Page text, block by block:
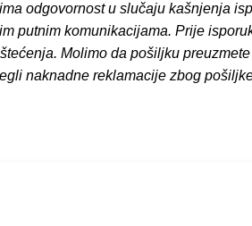
odgovornost u slučaju kašnjenja
putnim komunikacijama. Prije
Molimo da pošiljku
naknadne reklamacije zbog